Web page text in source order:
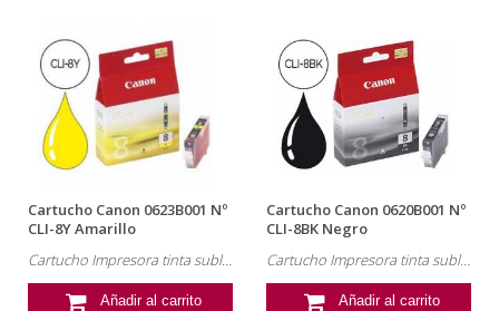
Cartucho Canon 0623B001 Nº
CLI-8Y Amarillo
Cartucho Impresora tinta sublimación Canon , referencia: 0623B001, MP510
Añadir al carrito
Cartucho Canon 0620B001 Nº
CLI-8BK Negro
Cartucho Impresora tinta sublimación Canon , referencia: 0620B001
Añadir al carrito